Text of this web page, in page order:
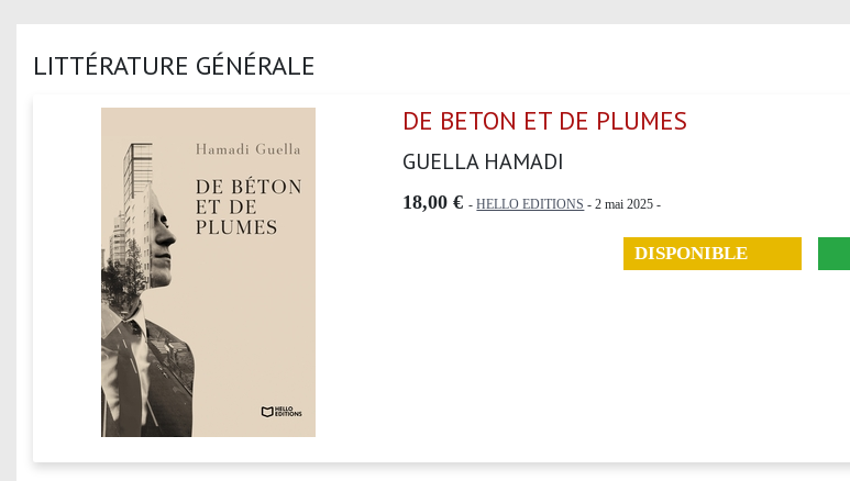
LITTÉRATURE GÉNÉRALE
DE BETON ET DE PLUMES
GUELLA HAMADI
18,00 € -HELLO EDITIONS - 2 mai 2025 -
DISPONIBLE